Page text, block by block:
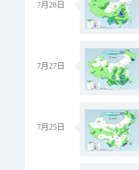
7月28日
7月27日
7月25日